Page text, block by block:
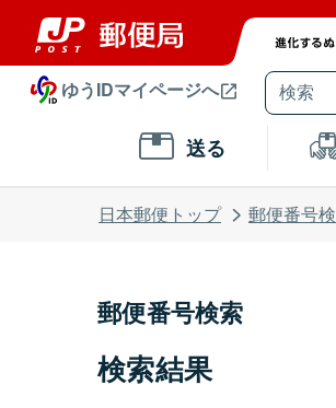
ゆうIDマイページへ
送る
日本郵便トップ 郵便番号
郵便番号検索
検索結果